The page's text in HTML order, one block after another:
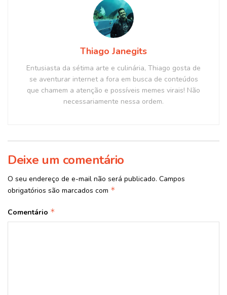
Thiago Janegits
Entusiasta da sétima arte e culinária, Thiago gosta de
se aventurar internet a fora em busca de conteúdos
que chamem a atenção e possíveis memes virais! Não
necessariamente nessa ordem.
Deixe um comentário
O seu endereço de e-mail não será publicado. Campos
obrigatórios são marcados com *
Comentário *